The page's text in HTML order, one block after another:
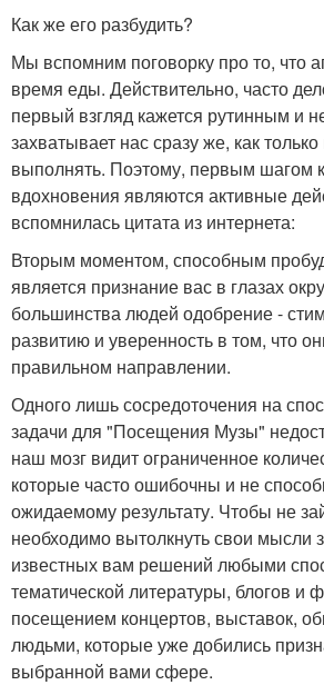
Как же его разбудить?
Мы вспомним поговорку про то, что
время еды. Действительно, часто
первый взгляд кажется рутинным и
захватывает нас сразу же, как
выполнять. Поэтому, первым шагом
вдохновения являются активные
вспомнилась цитата из интернета:
Вторым моментом, способным
является признание вас в глазах
большинства людей одобрение -
развитию и уверенность в том, что
правильном направлении.
Одного лишь сосредоточения на
задачи для "Посещения Музы"
наш мозг видит ограниченное
которые часто ошибочны и не
ожидаемому результату. Чтобы не
необходимо вытолкнуть свои мысли
известных вам решений любыми
тематической литературы, блогов и
посещением концертов, выставок,
людьми, которые уже добились
выбранной вами сфере.